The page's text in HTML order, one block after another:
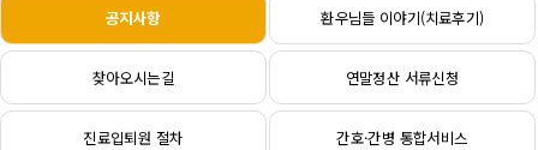
공지사항 환우님들 이야기(치료후기)
찾아오시는길 연말정산 서류신청
진료입퇴원 절차 간호·간병 통합서비스